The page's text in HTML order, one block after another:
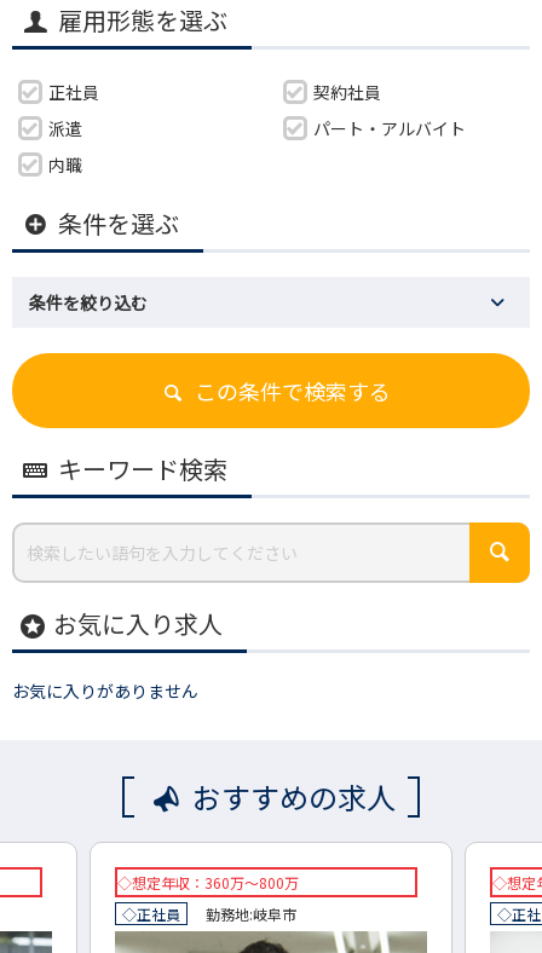
雇用形態を選ぶ
正社員
契約社員
派遣
パート・アルバイト
内職
条件を選ぶ
条件を絞り込む
この条件で検索する
キーワード検索
stars お気に入り求人
お気に入りがありません
おすすめの求人
◇想定年収：360万～800万
◇正社員
勤務地:岐阜市
◇想定
◇正